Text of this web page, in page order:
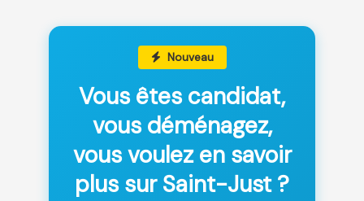
Nouveau
Vous êtes candidat,
vous déménagez,
vous voulez en savoir
plus sur Saint-Just ?